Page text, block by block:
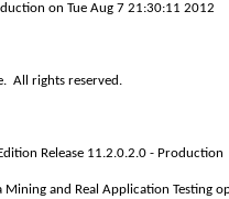
on Tue Aug 7 21:30:11 2012
All rights reserved.
Release 11.2.0.2.0 - Production
Mining and Real Application Testing